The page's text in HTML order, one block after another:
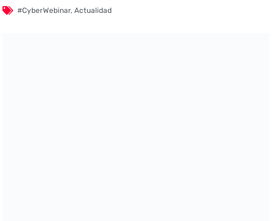
#CyberWebinar,Actualidad